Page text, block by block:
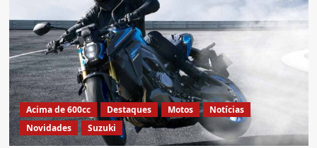
frotas
de
Forças
de
Segurança
Pública
em
SP
e
RJ
Acima de 600cc Destaques Motos
Notícias
Novidades
Suzuki